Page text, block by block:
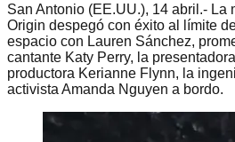
San Antonio (EE.UU.), 14 abril.- La
Origin despegó con éxito al límite
espacio con Lauren Sánchez,
cantante Katy Perry, la
productora Kerianne Flynn, la
activista Amanda Nguyen a bordo.